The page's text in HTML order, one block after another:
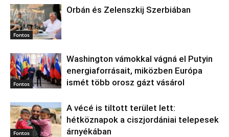
Fontos
Orbán és Zelenszkij Szerbiában
Fontos
Washington vámokkal vágná el Putyin
energiaforrásait, miközben Európa
ismét több orosz gázt vásárol
Fontos
A vécé is tiltott terület lett:
hétköznapok a ciszjordániai telepesek
árnyékában